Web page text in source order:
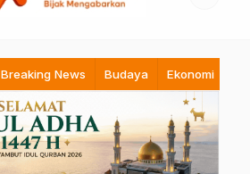
Breaking News Budaya Ekonomi